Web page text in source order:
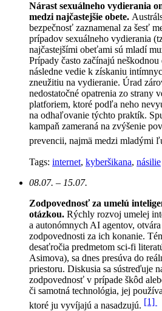
Nárast sexuálneho vydierania
medzi najčastejšie obete.
bezpečnosť zaznamenal za šesť
prípadov sexuálneho vydierania
najčastejšími obeťami sú mladí
Prípady často začínajú
následne vedie k získaniu
zneužitiu na vydieranie. Úrad
nedostatočné opatrenia zo strany
platforiem, ktoré podľa neho
na odhaľovanie týchto praktík.
kampaň zameraná na zvýšenie
prevencii, najmä medzi mladými
Tags: internet, kyberšikana, násilie
08.07. – 15.07.
Zodpovednosť za umelú
otázkou. Rýchly rozvoj umelej
a autonómnych AI agentov,
zodpovednosti za ich konanie.
desaťročia predmetom sci-fi
Asimova), sa dnes presúva do
priestoru. Diskusia sa sústreďuje
zodpovednosť v prípade škôd
či samotná technológia, jej
ktoré ju vyvíjajú a nasadzujú. [1]